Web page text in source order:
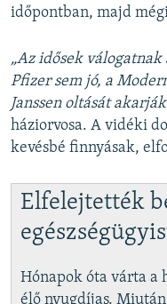
időpontban, majd
„Az idősek
Pfizer sem jó, a
Janssen oltását
háziorvosa. A vidéki
kevésbé finnyásak,
Elfelejtették
Hónapok óta várta a
élő nyugdíjas.